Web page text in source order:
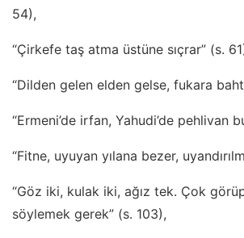
54),
“Çirkefe taş atma üstüne sıçrar” (s.
“Dilden gelen elden gelse, fukara
“Ermeni’de irfan, Yahudi’de pehlivan
“Fitne, uyuyan yılana bezer,
“Göz iki, kulak iki, ağız tek. Çok
söylemek gerek” (s. 103),